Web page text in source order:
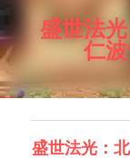
盛世法
仁
盛世法光：